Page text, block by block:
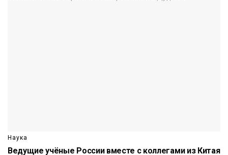
Наука
Ведущие учёные России вместе с коллегами из Китая